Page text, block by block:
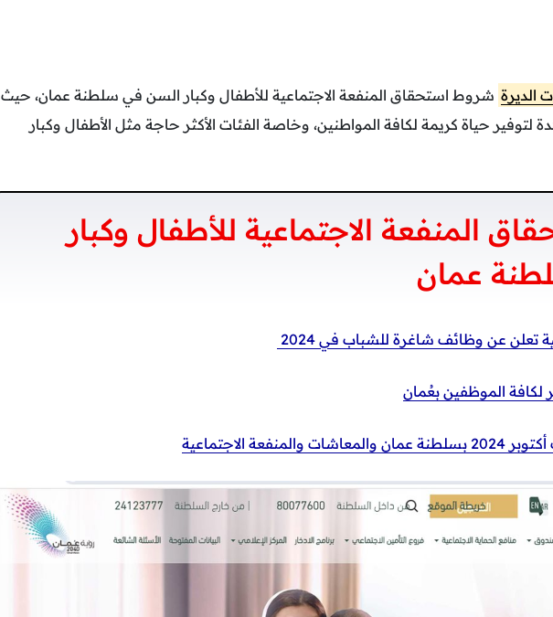
شروط استحقاق المنفعة الاجتماعية للأطفال وكبار السن في سلطنة عمان، حيث
لتوفير حياة كريمة لكافة المواطنين، وخاصة الفئات الأكثر حاجة مثل الأطفال وكبار
المنفعة الاجتماعية للأطفال وكبار
عمان
تعلن عن وظائف شاغرة للشباب في 2024
لكافة الموظفين بعُمان
الاجتماعية